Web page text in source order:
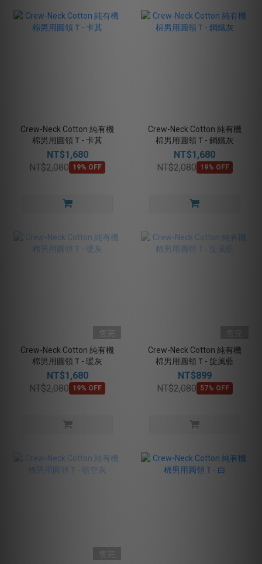
Crew-Neck Cotton 純有機
棉男用圓領Ｔ- 卡其
NT$1,680
NT$2,080 19% OFF
Crew-Neck Cotton 純有機
棉男用圓領Ｔ- 鋼鐵灰
NT$1,680
NT$2,080 19% OFF
售完
Crew-Neck Cotton 純有機
棉男用圓領Ｔ- 暖灰
NT$1,680
NT$2,080 19% OFF
Crew-Neck Cotton 純有機
棉男用圓領Ｔ- 旋風藍
NT$899
NT$2,080 57% OFF
售完